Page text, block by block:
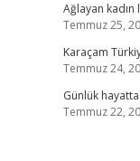
Ağlayan
Temmuz 25,
Karaçam
Temmuz 24,
Günlük
Temmuz 22,